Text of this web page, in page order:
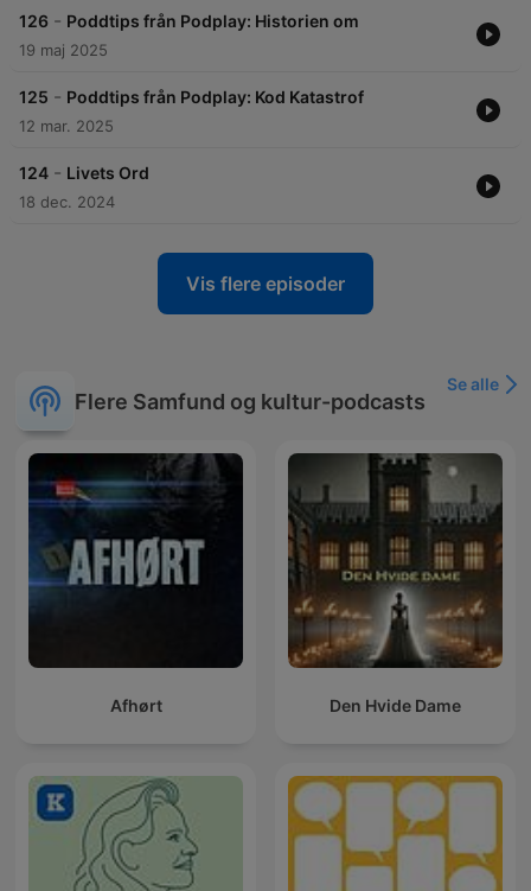
126 - Poddtips från Podplay: Historien om
19 maj 2025
125 - Poddtips från Podplay: Kod Katastrof
12 mar. 2025
124 - Livets Ord
18 dec. 2024
Vis flere episoder
Flere Samfund og kultur-podcasts
Se alle
Afhørt Den Hvide Dame